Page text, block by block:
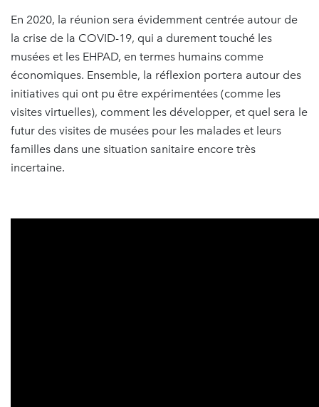
En 2020, la réunion sera évidemment centrée autour de
la crise de la COVID-19, qui a durement touché les
musées et les EHPAD, en termes humains comme
économiques. Ensemble, la réflexion portera autour des
initiatives qui ont pu être expérimentées (comme les
visites virtuelles), comment les développer, et quel sera le
futur des visites de musées pour les malades et leurs
familles dans une situation sanitaire encore très
incertaine.